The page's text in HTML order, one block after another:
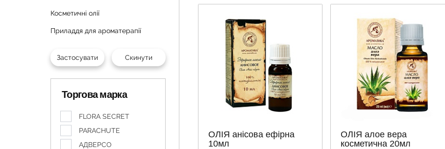
Косметичні олії
Приладдя для ароматерапії
Торгова марка
FLORA SECRET
PARACHUTE
АДВЕРСО
ОЛІЯ анісова ефірна
10мл
ОЛІЯ алое вера
косметична 20мл